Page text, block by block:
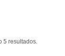
5 resultados.